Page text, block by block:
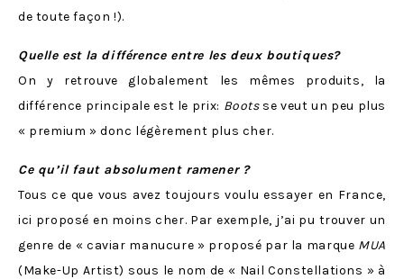
de toute façon !).
Quelle est la différence entre les deux boutiques?
On y retrouve globalement les mêmes produits, la
différence principale est le prix: Bootsse veut un peu plus
« premium » donc légèrement plus cher.
Ce qu’il faut absolument ramener ?
Tous ce que vous avez toujours voulu essayer en France,
ici proposé en moins cher. Par exemple, j’ai pu trouver un
genre de « caviar manucure » proposé par la marque MUA
(Make-Up Artist) sous le nom de « Nail Constellations » à